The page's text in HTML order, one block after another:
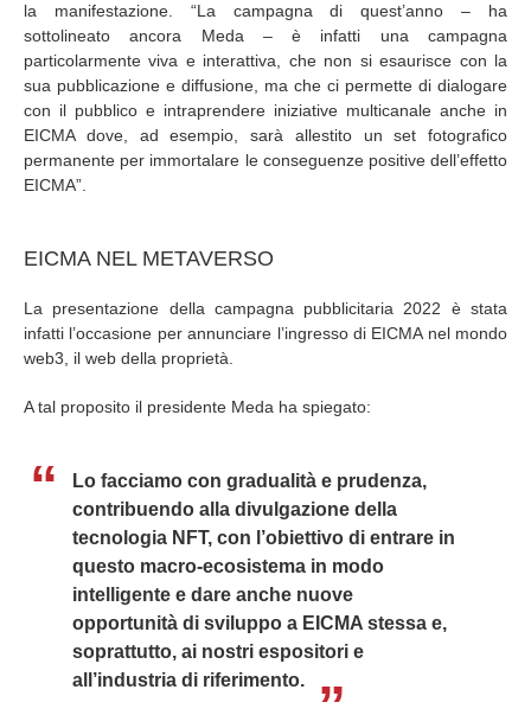
la manifestazione. “La campagna di quest’anno – ha
sottolineato ancora Meda – è infatti una campagna
particolarmente viva e interattiva, che non si esaurisce con la
sua pubblicazione e diffusione, ma che ci permette di dialogare
con il pubblico e intraprendere iniziative multicanale anche in
EICMA dove, ad esempio, sarà allestito un set fotografico
permanente per immortalare le conseguenze positive dell’effetto
EICMA”.
EICMA NEL METAVERSO
La presentazione della campagna pubblicitaria 2022 è stata
infatti l’occasione per annunciare l’ingresso di EICMA nel mondo
web3, il web della proprietà.
A tal proposito il presidente Meda ha spiegato:
Lo facciamo con gradualità e prudenza,
contribuendo alla divulgazione della
tecnologia NFT, con l’obiettivo di entrare in
questo macro-ecosistema in modo
intelligente e dare anche nuove
opportunità di sviluppo a EICMA stessa e,
soprattutto, ai nostri espositori e
all’industria di riferimento.